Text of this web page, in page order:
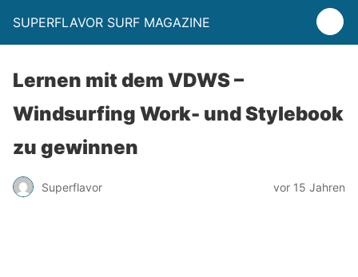
SUPERFLAVOR SURF MAGAZINE
Lernen mit dem VDWS –
Windsurfing Work- und Stylebook
zu gewinnen
Superflavor vor 15 Jahren